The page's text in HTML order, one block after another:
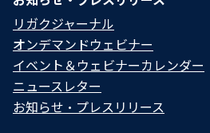
リガクジャーナル
オンデマンドウェビナー
イベント＆ウェビナーカレンダー
ニュースレター
お知らせ・プレスリリース